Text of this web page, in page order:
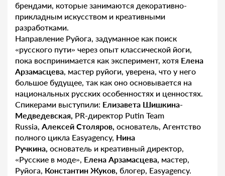
брендами, которые занимаются декоративно-
прикладным искусством и креативными
разработками.
Направление Руйога, задуманное как поиск
«русского пути» через опыт классической йоги,
пока воспринимается как эксперимент, хотя Елена
Арзамасцева, мастер руйоги, уверена, что у него
большое будущее, так как оно основывается на
национальных русских особенностях и ценностях.
Спикерами выступили: Елизавета Шишкина-
Медведевская, PR-директор Putin Team
Russia, Алексей Столяров, основатель, Агентство
полного цикла Easyagency, Нина
Ручкина, основатель и креативный директор,
«Русские в моде», Елена Арзамасцева, мастер,
Руйога, Константин Жуков, блогер, Easyagency.